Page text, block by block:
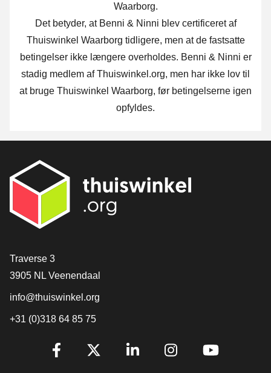
Waarborg.
Det betyder, at Benni & Ninni blev certificeret af
Thuiswinkel Waarborg tidligere, men at de fastsatte
betingelser ikke længere overholdes. Benni & Ninni er
stadig medlem af Thuiswinkel.org, men har ikke lov til
at bruge Thuiswinkel Waarborg, før betingelserne igen
opfyldes.
[_General:Contact]
Traverse 3
3905 NL Veenendaal
info@thuiswinkel.org
+31 (0)318 64 85 75
[_General:SocialMediaTitle]